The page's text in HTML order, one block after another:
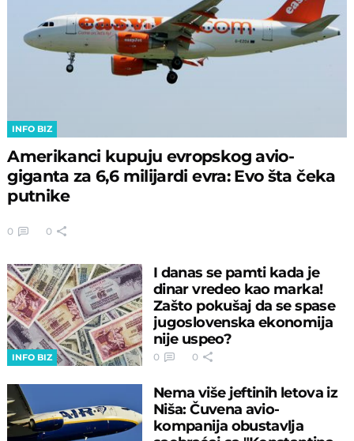
INFO BIZ
Amerikanci kupuju evropskog avio-
giganta za 6,6 milijardi evra: Evo šta čeka
putnike
0 0
INFO BIZ
I danas se pamti kada je
dinar vredeo kao marka!
Zašto pokušaj da se spase
jugoslovenska ekonomija
nije uspeo?
0 0
Nema više jeftinih letova iz
Niša: Čuvena avio-
kompanija obustavlja